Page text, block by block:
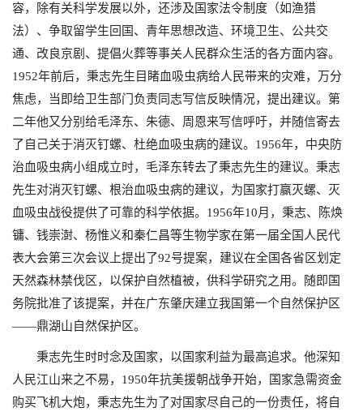
容，除有关科学发展以外，还涉及国家法令制度（如渔猎
法）、争取留学生回国、青年思想改造、环境卫生、公共交
通、改良京剧、提倡火葬等事关人民群众生活的各方面内容。
1952年前后，秉志先生目睹血吸虫病给人民带来的灾难，万分
焦虑，当即给卫生部门负责同志写信反映情况，提出建议。第
二年他又分别给毛泽东、朱德、周恩来写信呼吁，并随信寄去
了自己关于消灭钉螺、杜绝血吸虫病的建议。 1956年，中央防
治血吸虫病小组成立时，毛泽东转去了秉志先生的建议。秉志
先生对消灭钉螺、根治血吸虫病的建议，为国家打赢灭螺、灭
血吸虫战役提供了可靠的科学依据。 1956年10月，秉志、陈焕
镛、钱崇澍、杨惟义和秦仁昌等生物学家在第一届全国人民代
表大会第三次会议上提出了92号提案，建议在全国各省区划定
天然森林禁伐区，以保护自然植被，供科学研究之用。随即国
务院批准了该提案，并在广东肇庆建立我国第一个自然保护区
——鼎湖山自然保护区。
秉志先生时时念及国家，以国家利益为最高追求。他深知
人民江山来之不易， 1950年抗美援朝战争开始，国家急需资金
购买飞机大炮，秉志先生为了对国家尽自己的一份责任，将自